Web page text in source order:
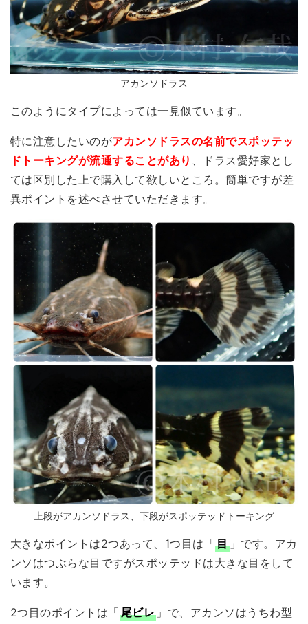
アカンソドラス
このようにタイプによっては一見似ています。
特に注意したいのがアカンソドラスの名前でスポッテッ
ドトーキングが流通することがあり
、ドラス愛好家とし
ては区別した上で購入して欲しいところ。簡単ですが差
異ポイントを述べさせていただきます。
上段がアカンソドラス、下段がスポッテッドトーキング
大きなポイントは2つあって、1つ目は「目」です。アカ
ンソはつぶらな目ですがスポッテッドは大きな目をして
います。
2つ目のポイントは「尾ビレ 」で、アカンソはうちわ型